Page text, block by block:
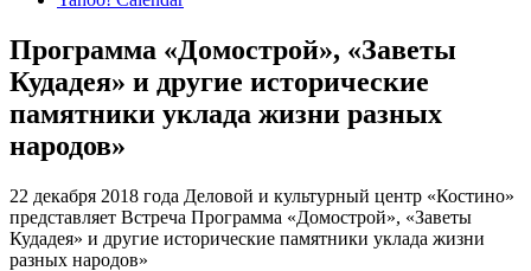
Программа «Домострой», «Заветы
Кудадея» и другие исторические
памятники уклада жизни разных
народов»
22 декабря 2018 года Деловой и культурный центр «Костино»
представляет Встреча Программа «Домострой», «Заветы
Кудадея» и другие исторические памятники уклада жизни
разных народов»